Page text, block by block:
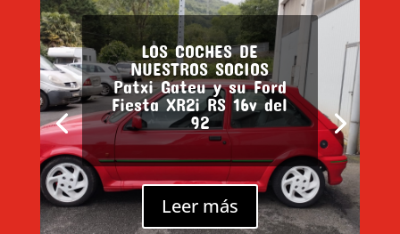
LOS COCHES DE
NUESTROS SOCIOS
Patxi Gateu y su Ford
Fiesta XR2i RS 16v del
92
Leer más